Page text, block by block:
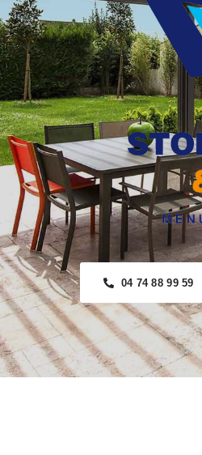
04 74 88 99 59